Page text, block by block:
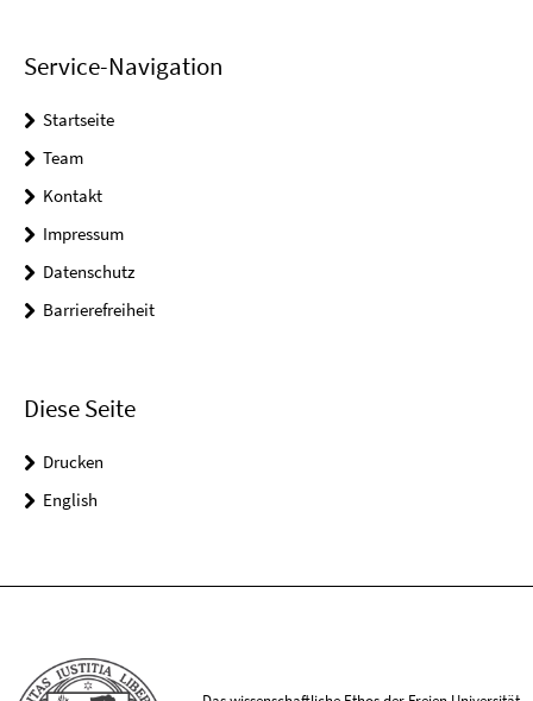
Service-Navigation
Startseite
Team
Kontakt
Impressum
Datenschutz
Barrierefreiheit
Diese Seite
Drucken
English